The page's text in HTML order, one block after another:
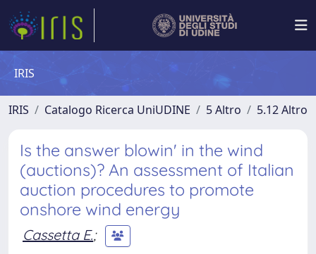
IRIS
IRIS Catalogo Ricerca UniUDINE 5 Altro 5.12 Altro
Is the answer blowin' in the wind
(auctions)? An assessment of Italian
auction procedures to promote
onshore wind energy
Cassetta E.;